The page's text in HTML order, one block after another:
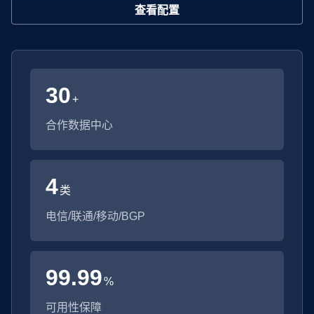
查看配置
30+
合作数据中心
4类
电信/联通/移动/BGP
99.99%
可用性保障